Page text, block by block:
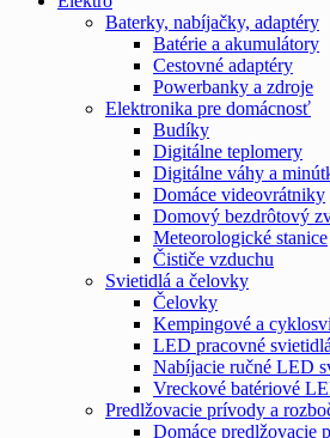
Baterky, nabíjačky, adaptéry
Batérie a akumulátory
Cestovné adaptéry
Powerbanky a zdroje
Elektronika pre domácnosť
Budíky
Digitálne teplomery
Digitálne váhy a
Domáce videovrátniky
Domový bezdrôtový
Meteorologické stanice
Čističe vzduchu
Svietidlá a čelovky
Čelovky
Kempingové a
LED pracovné svietidlá
Nabíjacie ručné LED
Vreckové batériové
Predlžovacie prívody a
Domáce predlžovacie